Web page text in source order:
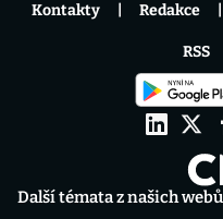
Další témata z našich webů
Kontakty Redakce
RSS